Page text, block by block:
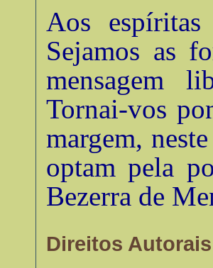
Aos
Sejamos as
mensagem
Tornai-vos
margem,
optam pela
Bezerra de
Direitos Autorais